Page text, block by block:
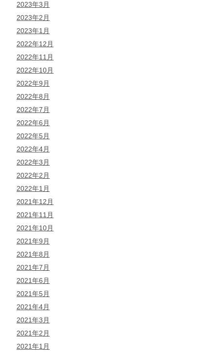
2023年3月
2023年2月
2023年1月
2022年12月
2022年11月
2022年10月
2022年9月
2022年8月
2022年7月
2022年6月
2022年5月
2022年4月
2022年3月
2022年2月
2022年1月
2021年12月
2021年11月
2021年10月
2021年9月
2021年8月
2021年7月
2021年6月
2021年5月
2021年4月
2021年3月
2021年2月
2021年1月